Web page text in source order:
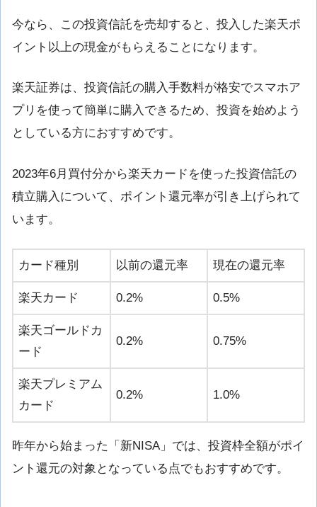
今なら、この投資信託を売却すると、投入した楽天ポ
イント以上の現金がもらえることになります。
楽天証券は、投資信託の購入手数料が格安でスマホア
プリを使って簡単に購入できるため、投資を始めよう
としている方におすすめです。
2023年6月買付分から楽天カードを使った投資信託の
積立購入について、ポイント還元率が引き上げられて
います。
カード種別 以前の還元率 現在の還元率
楽天カード 0.2% 0.5%
楽天ゴールドカ
ード
0.2% 0.75%
楽天プレミアム
カード
0.2% 1.0%
昨年から始まった「新NISA」では、投資枠全額がポイ
ント還元の対象となっている点でもおすすめです。